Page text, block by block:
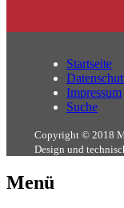
Startseite
Impressum
Suche
Copyright © 2018
Design und
Menü